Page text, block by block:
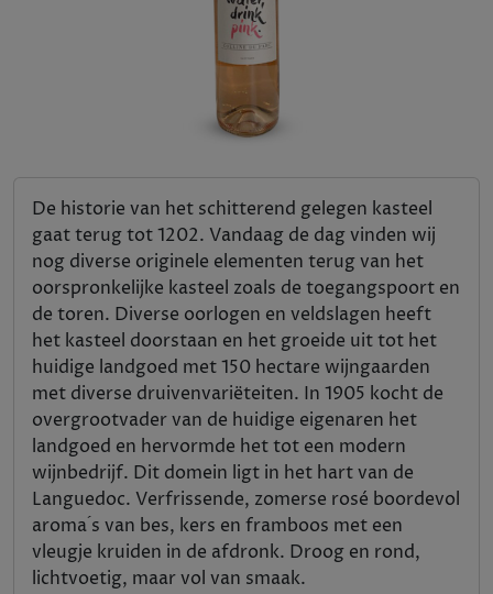
De historie van het schitterend gelegen kasteel
gaat terug tot 1202. Vandaag de dag vinden wij
nog diverse originele elementen terug van het
oorspronkelijke kasteel zoals de toegangspoort en
de toren. Diverse oorlogen en veldslagen heeft
het kasteel doorstaan en het groeide uit tot het
huidige landgoed met 150 hectare wijngaarden
met diverse druivenvariëteiten. In 1905 kocht de
overgrootvader van de huidige eigenaren het
landgoed en hervormde het tot een modern
wijnbedrijf. Dit domein ligt in het hart van de
Languedoc. Verfrissende, zomerse rosé boordevol
aroma ́s van bes, kers en framboos met een
vleugje kruiden in de afdronk. Droog en rond,
lichtvoetig, maar vol van smaak.